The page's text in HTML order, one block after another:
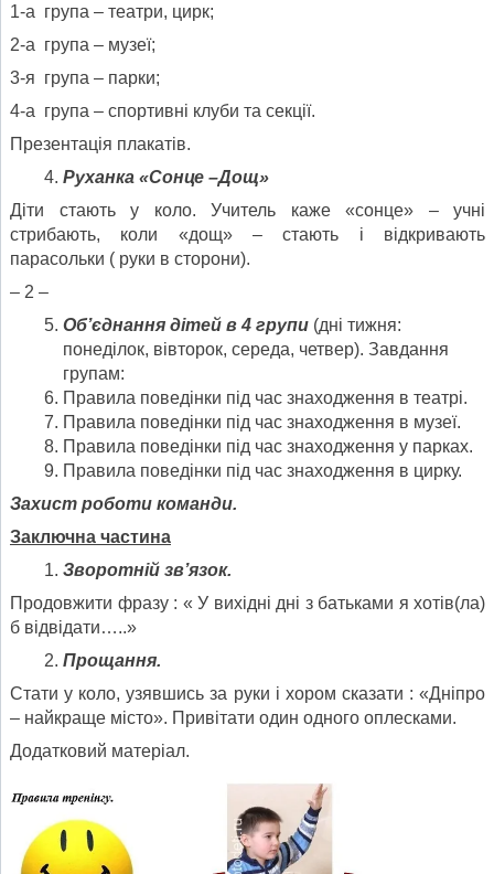
1-а група – театри, цирк;
2-а група – музеї;
3-я група – парки;
4-а група – спортивні клуби та секції.
Презентація плакатів.
Руханка «Сонце –Дощ»
Діти стають у коло. Учитель каже «сонце» – учні
стрибають, коли «дощ» – стають і відкривають
парасольки ( руки в сторони).
– 2 –
Об’єднання дітей в 4 групи (дні тижня:
понеділок, вівторок, середа, четвер). Завдання
групам:
Правила поведінки під час знаходження в театрі.
Правила поведінки під час знаходження в музеї.
Правила поведінки під час знаходження у парках.
Правила поведінки під час знаходження в цирку.
Захист роботи команди.
Заключна частина
Зворотній зв’язок.
Продовжити фразу : « У вихідні дні з батьками я хотів(ла)
б відвідати…..»
Прощання.
Стати у коло, узявшись за руки і хором сказати : «Дніпро
– найкраще місто». Привітати один одного оплесками.
Додатковий матеріал.